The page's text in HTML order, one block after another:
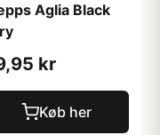
Aglia Black
kr
Køb her